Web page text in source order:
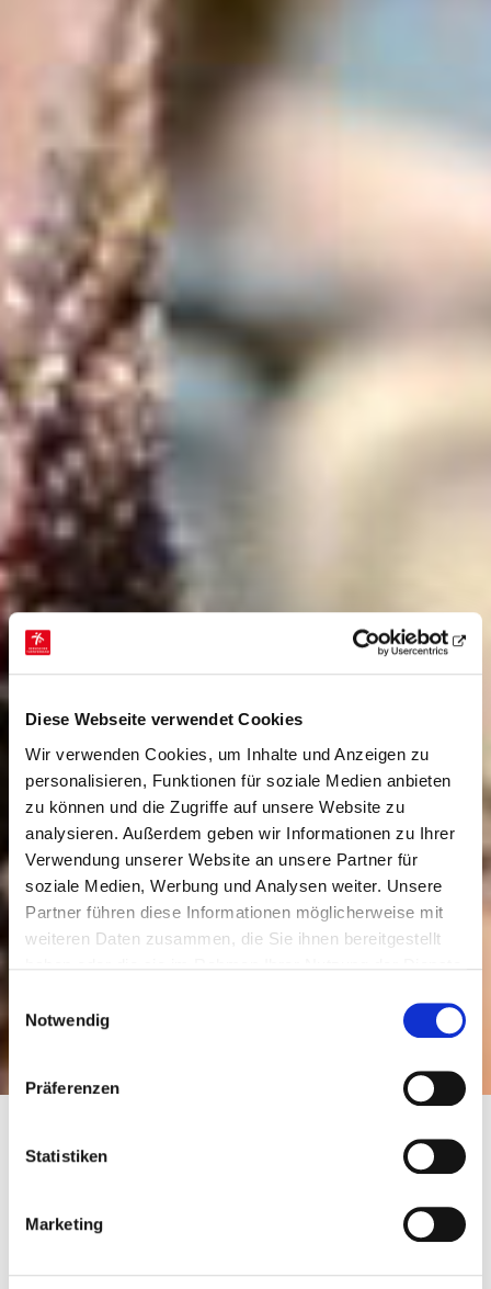
Diese Webseite verwendet Cookies
Wir verwenden Cookies, um Inhalte und Anzeigen zu
personalisieren, Funktionen für soziale Medien anbieten
zu können und die Zugriffe auf unsere Website zu
analysieren. Außerdem geben wir Informationen zu Ihrer
Verwendung unserer Website an unsere Partner für
soziale Medien, Werbung und Analysen weiter. Unsere
Partner führen diese Informationen möglicherweise mit
weiteren Daten zusammen, die Sie ihnen bereitgestellt
Notwendig
Präferenzen
Statistiken
Marketing
Gymnastik, Gymnastik und
2025
Hessische Mannschaftsmeisterschaften Gymnastik